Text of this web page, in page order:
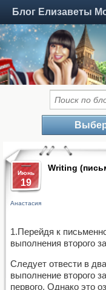
Блог Елизаветы
Июнь
19
Writing
Анастасия
1.Перейдя к
выполнения второго
Следует отвести в
выполнение второго
первого. Однако это